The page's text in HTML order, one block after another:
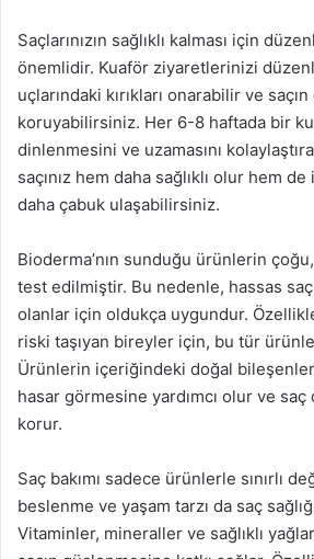
Saçlarınızın sağlıklı kalması için
önemlidir. Kuaför ziyaretlerinizi
uçlarındaki kırıkları onarabilir ve saçın
koruyabilirsiniz. Her 6-8 haftada bir
dinlenmesini ve uzamasını
saçınız hem daha sağlıklı olur hem
daha çabuk ulaşabilirsiniz.
Bioderma’nın sunduğu ürünlerin
test edilmiştir. Bu nedenle, hassas
olanlar için oldukça uygundur.
riski taşıyan bireyler için, bu tür
Ürünlerin içeriğindeki doğal
hasar görmesine yardımcı olur ve
korur.
Saç bakımı sadece ürünlerle sınırlı
beslenme ve yaşam tarzı da saç
Vitaminler, mineraller ve sağlıklı